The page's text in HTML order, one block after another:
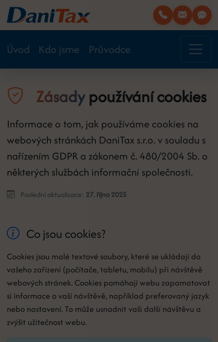
Úvod Kdo jsme Průvodce
Zásadypoužívání cookies
Informace o tom, jak používáme cookies na
webových stránkách DaniTax s.r.o. v souladu s
nařízením GDPR a zákonem č. 480/2004 Sb. o
některých službách informační společnosti.
Poslední aktualizace: 27. října 2025
Co jsou cookies?
Cookies jsou malé textové soubory, které se ukládají do
vašeho zařízení (počítače, tabletu, mobilu) při návštěvě
webových stránek. Cookies pomáhají webu zapamatovat
si informace o vaší návštěvě, například preferovaný jazyk
nebo nastavení. To může usnadnit vaši další návštěvu a
zvýšit užitečnost webu.